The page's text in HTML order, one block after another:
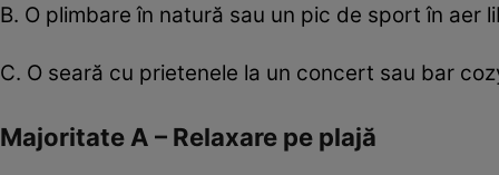
B. O plimbare în natură sau un pic de sport în aer
C. O seară cu prietenele la un concert sau bar
Majoritate A – Relaxare pe plajă